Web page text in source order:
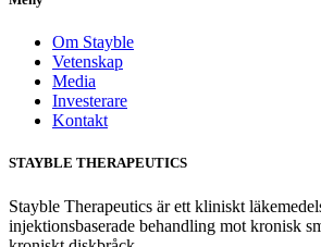
Om Stayble
Vetenskap
Media
Investerare
Kontakt
STAYBLE THERAPEUTICS
Stayble Therapeutics är ett kliniskt
injektionsbaserade behandling mot kronisk